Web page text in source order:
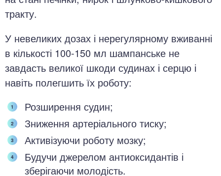
тракту.
У невеликих дозах і нерегулярному вживанні
в кількості 100-150 мл шампанське не
завдасть великої шкоди судинах і серцю і
навіть полегшить їх роботу:
Розширення судин;
Зниження артеріального тиску;
Активізуючи роботу мозку;
Будучи джерелом антиоксидантів і
зберігаючи молодість.